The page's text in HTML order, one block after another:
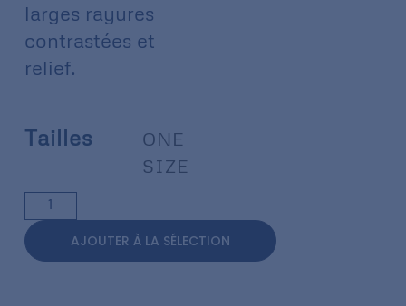
larges rayures
contrastées et
relief.
Tailles
ONE
SIZE
AJOUTER À LA SÉLECTION